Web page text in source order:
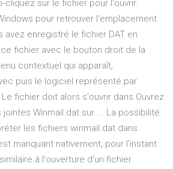
cliquez sur le fichier pour l'ouvrir.
pour retrouver l'emplacement
avez enregistré le fichier DAT en
fichier avec le bouton droit de la
contextuel qui apparaît,
puis le logiciel représenté par
Le fichier doit alors s'ouvrir dans Ouvrez
Winmail.dat sur ... La possibilité
les fichiers winmail.dat dans
manquant nativement, pour l'instant
à l'ouverture d'un fichier